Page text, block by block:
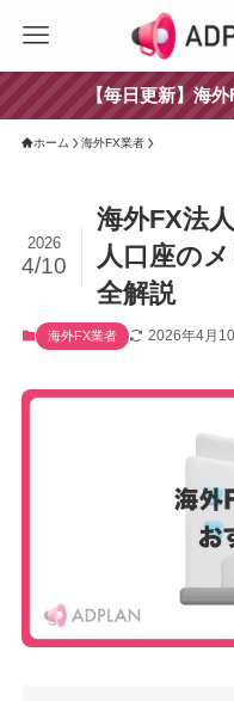
【毎日更新】海
ホーム 海外FX業者
海外FX法
人口座の
全解説
2026
4/10
海外FX業者 2026年4月